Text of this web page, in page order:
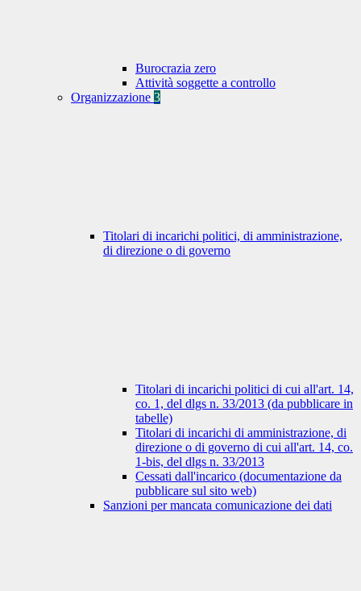
Burocrazia zero
Attività soggette a controllo
Organizzazione 3
Titolari di incarichi politici, di amministrazione,
di direzione o di governo
Titolari di incarichi politici di cui all'art. 14,
co. 1, del dlgs n. 33/2013 (da pubblicare in
tabelle)
Titolari di incarichi di amministrazione, di
direzione o di governo di cui all'art. 14, co.
1-bis, del dlgs n. 33/2013
Cessati dall'incarico (documentazione da
pubblicare sul sito web)
Sanzioni per mancata comunicazione dei dati